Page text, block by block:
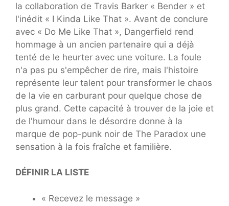
la collaboration de Travis Barker « Bender » et
l'inédit « I Kinda Like That ». Avant de conclure
avec « Do Me Like That », Dangerfield rend
hommage à un ancien partenaire qui a déjà
tenté de le heurter avec une voiture. La foule
n'a pas pu s'empêcher de rire, mais l'histoire
représente leur talent pour transformer le chaos
de la vie en carburant pour quelque chose de
plus grand. Cette capacité à trouver de la joie et
de l'humour dans le désordre donne à la
marque de pop-punk noir de The Paradox une
sensation à la fois fraîche et familière.
DÉFINIR LA LISTE
« Recevez le message »